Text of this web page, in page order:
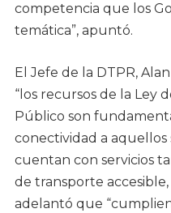
competencia que los
temática”, apuntó.
El Jefe de la DTPR,
“los recursos de la Ley
Público son
conectividad a
cuentan con servicios
de transporte
adelantó que